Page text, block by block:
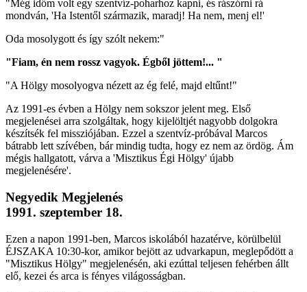
"Még időm volt egy szentvíz-poharhoz kapni, és rászórni rá
mondván, 'Ha Istentől származik, maradj! Ha nem, menj el!'
Oda mosolygott és így szólt nekem:"
"Fiam, én nem rossz vagyok. Égből jöttem!... "
"A Hölgy mosolyogva nézett az ég felé, majd eltűnt!"
Az 1991-es évben a Hölgy nem sokszor jelent meg. Első
megjelenései arra szolgáltak, hogy kijelöltjét nagyobb dolgokra
készítsék fel missziójában. Ezzel a szentvíz-próbával Marcos
bátrabb lett szívében, bár mindig tudta, hogy ez nem az ördög. Ám
mégis hallgatott, várva a 'Misztikus Égi Hölgy' újabb
megjelenésére'.
Negyedik Megjelenés
1991. szeptember 18.
Ezen a napon 1991-ben, Marcos iskolából hazatérve, körülbelül
ÉJSZAKA 10:30-kor, amikor bejött az udvarkapun, meglepődött a
"Misztikus Hölgy" megjelenésén, aki ezúttal teljesen fehérben állt
elő, kezei és arca is fényes világosságban.